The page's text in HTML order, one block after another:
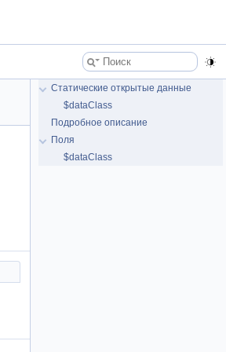
Статические открытые данные
$dataClass
Подробное описание
Поля
$dataClass